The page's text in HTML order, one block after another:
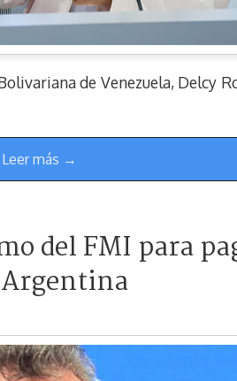
de Venezuela, Delcy
Leer más →
del FMI para